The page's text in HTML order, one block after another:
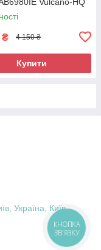
₴ 4 150 ₴
Купити
Україна, Київ,
КНОПКА
ЗВ'ЯЗКУ